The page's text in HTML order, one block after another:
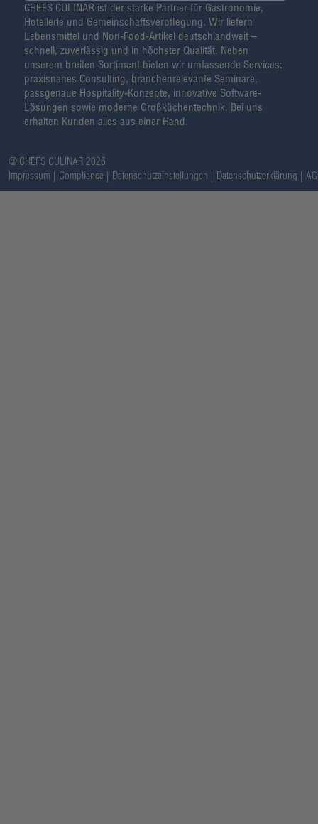
CHEFS CULINAR ist der starke Partner für Gastronomie,
Hotellerie und Gemeinschaftsverpflegung. Wir liefern
Lebensmittel und Non-Food-Artikel deutschlandweit –
schnell, zuverlässig und in höchster Qualität. Neben
unserem breiten Sortiment bieten wir umfassende Services:
praxisnahes Consulting, branchenrelevante Seminare,
passgenaue Hospitality-Konzepte, innovative Software-
Lösungen sowie moderne Großküchentechnik. Bei uns
erhalten Kunden alles aus einer Hand.
@ CHEFS CULINAR 2026
Impressum
Compliance Datenschutzeinstellungen Datenschutzerklärung